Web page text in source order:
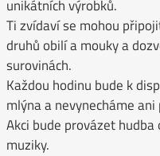
unikátních výrobků.
Ti zvídaví se mohou
druhů obilí a mouky a
surovinách.
Každou hodinu bude k
mlýna a nevynecháme
Akci bude provázet hudba
muziky.